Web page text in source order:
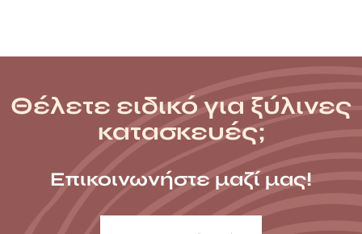
Θέλετε ειδικό για ξύλινες
κατασκευές;
Επικοινωνήστε μαζί μας!